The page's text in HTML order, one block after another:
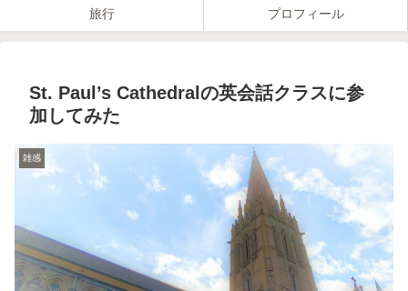
旅行 プロフィール
St. Paul’s Cathedralの英会話クラスに参
加してみた
雑感